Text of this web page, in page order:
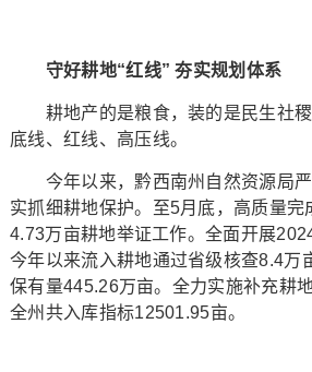
守好耕地“红线” 夯实规划体系
耕地产的是粮食，装的是民生社稷
底线、红线、高压线。
今年以来，黔西南州自然资源局严
实抓细耕地保护。至5月底，高质量完
4.73万亩耕地举证工作。全面开展
今年以来流入耕地通过省级核查8.4万
保有量445.26万亩。全力实施补充耕
全州共入库指标12501.95亩。